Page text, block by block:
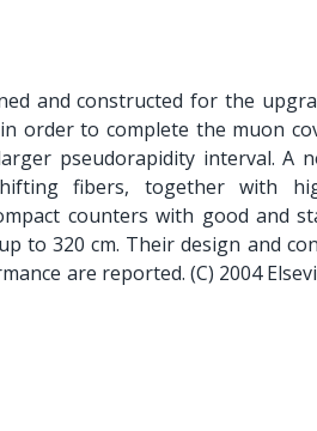
and constructed for the
order to complete the muon
pseudorapidity interval. A
fibers, together with
counters with good and
to 320 cm. Their design and
are reported. (C) 2004